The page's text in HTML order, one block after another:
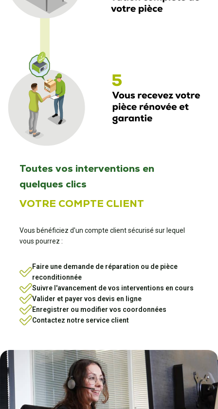
Toutes vos interventions en
quelques clics
VOTRE COMPTE CLIENT
Vous bénéficiez d'un compte client sécurisé sur lequel
vous pourrez :
Faire une demande de réparation ou de pièce
reconditionnée
Suivre l'avancement de vos interventions en cours
Valider et payer vos devis en ligne
Enregistrer ou modifier vos coordonnées
Contactez notre service client